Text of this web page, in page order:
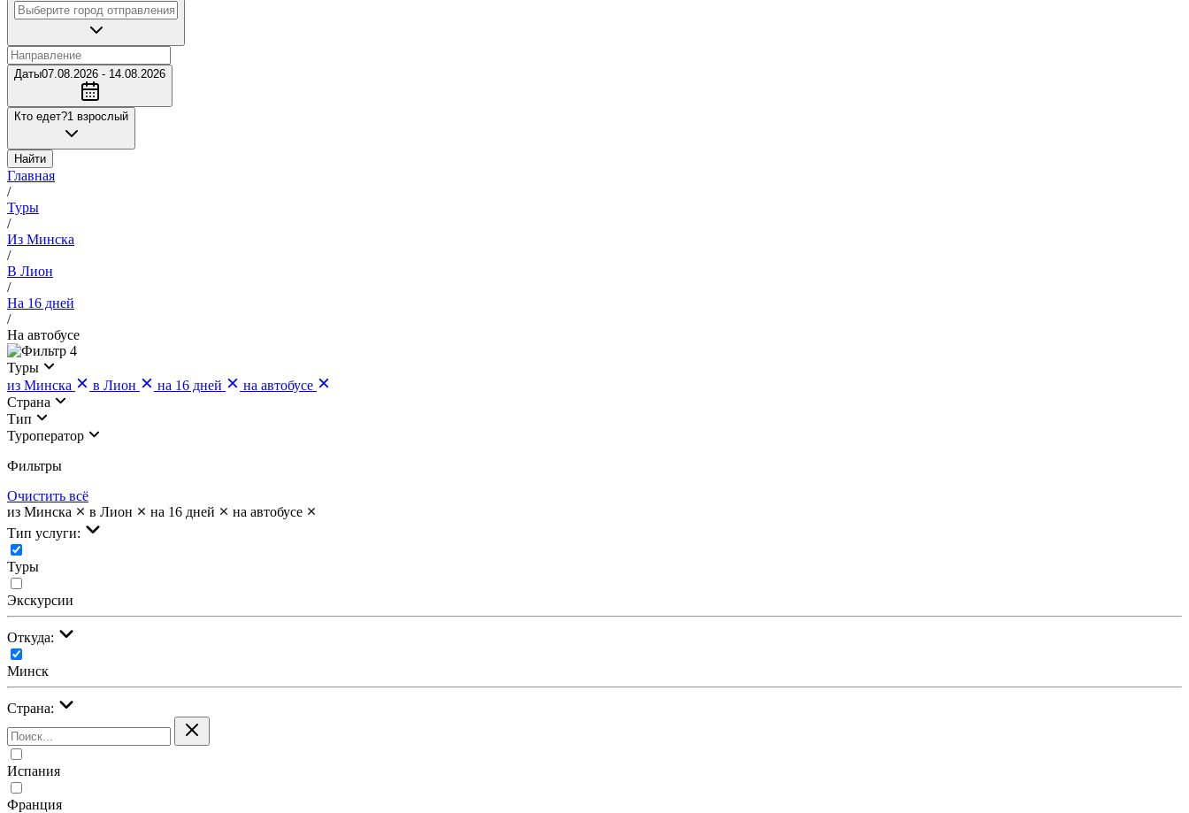
Даты07.08.2026 - 14.08.2026
Кто едет?1 взрослый
Найти
Главная
/
Туры
/
Из Минска
/
В Лион
/
На 16 дней
/
На автобусе
4
Туры
из Минска
в Лион на 16 дней
на автобусе
Страна
Тип
Туроператор
Фильтры
Очистить всё
из Минска
в Лион на 16 дней
на автобусе
Тип услуги:
Туры
Экскурсии
Откуда:
Минск
Страна:
Испания
Франция